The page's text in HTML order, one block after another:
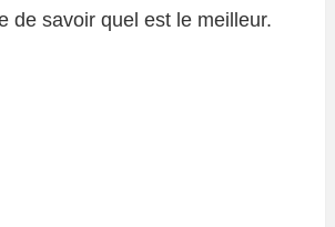
de savoir quel est le meilleur.